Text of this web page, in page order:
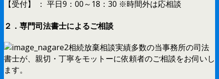
【受付】 ： 平日9：00～18：30 ※時間外は応相談
２．専門司法書士によるご相談
相続放棄相談実績多数の当事務所の司法
書士が、親切・丁寧をモットーに依頼者のご相談をお伺いし
ます。